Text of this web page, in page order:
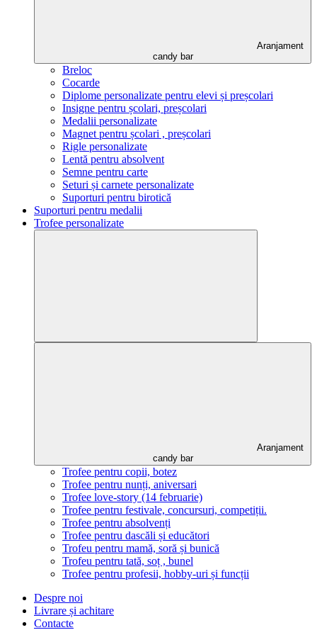
Aranjament
candy bar
Breloc
Cocarde
Diplome personalizate pentru elevi și preșcolari
Insigne pentru școlari, preșcolari
Medalii personalizate
Magnet pentru școlari , preșcolari
Rigle personalizate
Lentă pentru absolvent
Semne pentru carte
Seturi și carnete personalizate
Suporturi pentru birotică
Suporturi pentru medalii
Trofee personalizate
Aranjament
candy bar
Trofee pentru copii, botez
Trofee pentru nunți, aniversari
Trofee love-story (14 februarie)
Trofee pentru festivale, concursuri, competiții.
Trofee pentru absolvenți
Trofee pentru dascăli și educători
Trofeu pentru mamă, soră și bunică
Trofeu pentru tată, soț , bunel
Trofee pentru profesii, hobby-uri și funcții
Despre noi
Livrare și achitare
Contacte